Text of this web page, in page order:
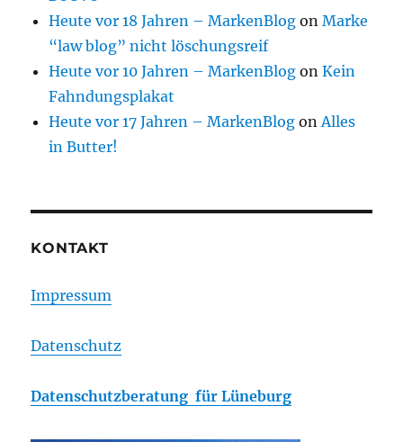
Heute vor 18 Jahren – MarkenBlog onMarke
“law blog” nicht löschungsreif
Heute vor 10 Jahren – MarkenBlog onKein
Fahndungsplakat
Heute vor 17 Jahren – MarkenBlog onAlles
in Butter!
KONTAKT
Impressum
Datenschutz
Datenschutzberatung für Lüneburg